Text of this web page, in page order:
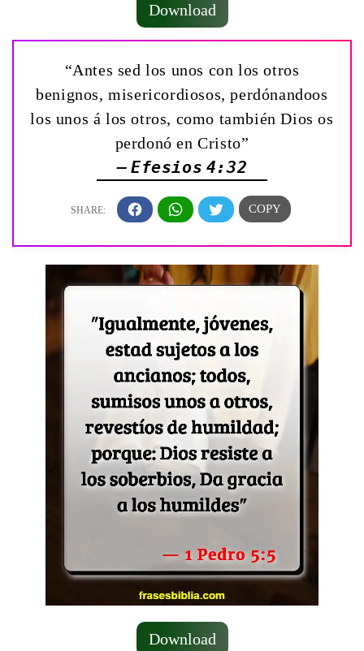
Download
“Antes sed los unos con los otros
benignos, misericordiosos, perdónandoos
los unos á los otros, como también Dios os
perdonó en Cristo”
— Efesios 4:32
Download